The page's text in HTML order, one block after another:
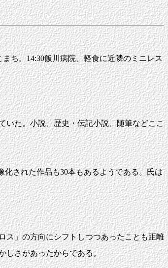
ち。14:30飯川病院、軽食に近隣のミニレス
た。小説、歴史・伝記小説、随筆などここ
された作品も30本もあるようである。氏は
」の方向にシフトしつつあったことも距離
しさがあったからである。